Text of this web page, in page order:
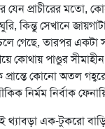
প্রাচীরের মতো,
কিন্তু সেখানে
গেছে, তারপর
পাণ্ডুর সীমাহীন
কোনো অতল
নির্বাক
থ্যাবড়া এক-টুকরো